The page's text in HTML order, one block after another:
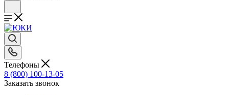
Телефоны
8 (800) 100-13-05
Заказать звонок